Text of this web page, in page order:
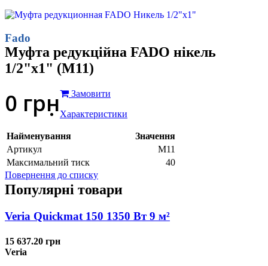
Fado
Муфта редукційна FADO нікель
1/2"х1" (M11)
0 грн
Замовити
Характеристики
Найменування
Значення
Артикул
M11
Максимальний тиск
40
Повернення до списку
Популярні товари
Veria Quickmat 150 1350 Вт 9 м²
15 637.20 грн
Veria